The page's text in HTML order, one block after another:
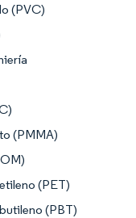
(PVC)
(PMMA)
(PET)
(PBT)